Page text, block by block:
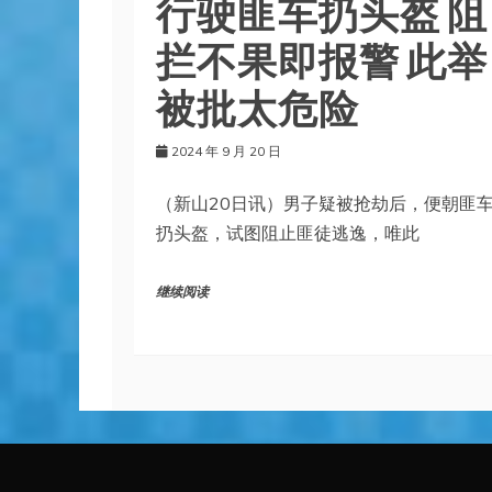
行驶匪车扔头盔 阻
拦不果即报警 此举
被批太危险
2024 年 9 月 20 日
（新山20日讯）男子疑被抢劫后，便朝匪
扔头盔，试图阻止匪徒逃逸，唯此
继续阅读